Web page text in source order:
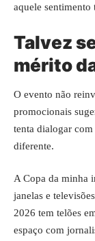
aquele
Talvez
mérito
O evento não
promocionais
tenta dialogar
diferente.
A Copa da minha
janelas e
2026 tem telões
espaço com